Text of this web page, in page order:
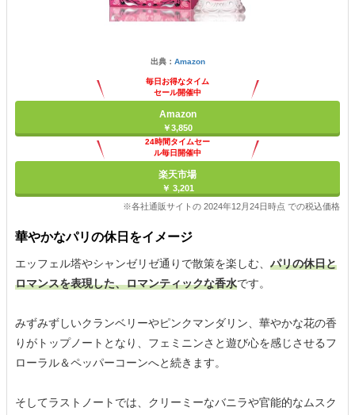
出典： Amazon
毎日お得なタイム
セール開催中
Amazon
￥3,850
24時間タイムセー
ル毎日開催中
楽天市場
￥ 3,201
※各社通販サイトの 2024年12月24日時点 での税込価格
華やかなパリの休日をイメージ
エッフェル塔やシャンゼリゼ通りで散策を楽しむ、 パリの休日と
ロマンスを表現した、ロマンティックな香水です。
みずみずしいクランベリーやピンクマンダリン、華やかな花の香
りがトップノートとなり、フェミニンさと遊び心を感じさせるフ
ローラル＆ペッパーコーンへと続きます。
そしてラストノートでは、クリーミーなバニラや官能的なムスク